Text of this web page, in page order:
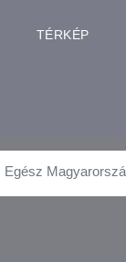
TÉRKÉP